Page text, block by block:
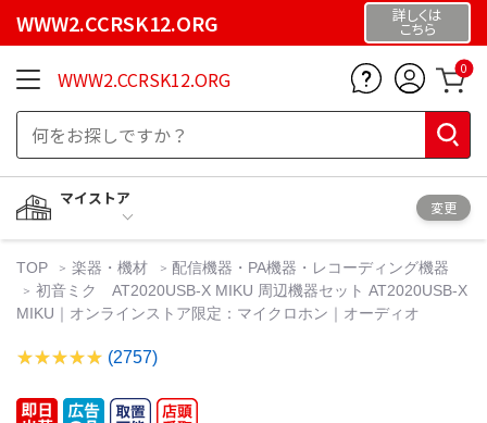
WWW2.CCRSK12.ORG 詳しくは
こちら
WWW2.CCRSK12.ORG 0
マイストア
変更
TOP 楽器・機材
配信機器・PA機器・レコーディング機器
初音ミク AT2020USB-X MIKU 周辺機器セット AT2020USB-X
MIKU｜オンラインストア限定：マイクロホン｜オーディオ
(2757)